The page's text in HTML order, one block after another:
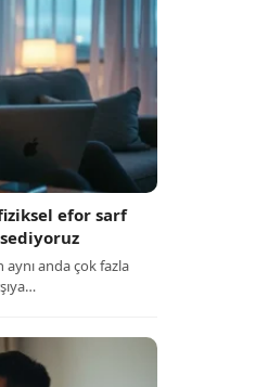
efor sarf
aynı anda çok fazla